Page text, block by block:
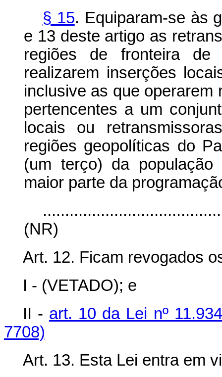
§ 15. Equiparam-se às
e 13 deste artigo as
regiões de fronteira de
realizarem inserções
inclusive as que operarem
pertencentes a um
locais ou
regiões geopolíticas do
(um terço) da
maior parte da
(NR)
Art. 12. Ficam revogados
I - (VETADO); e
II - art. 10 da Lei nº
7708)
Art. 13. Esta Lei entra em